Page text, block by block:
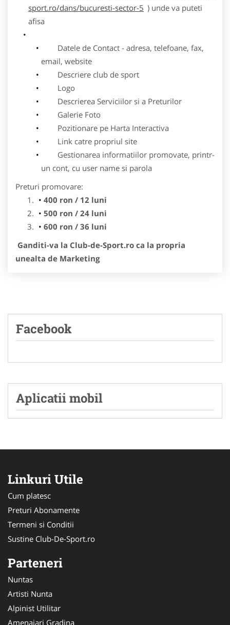
sport.ro/dans/bucuresti-sector-5 ) unde va puteti
afisa
Datele de Contact - adresa, telefoane, fax,
email, website
Descriere club de sport
Logo
Descrierea Serviciilor si a Preturilor
Galerie Foto
Pozitionare pe Harta Interactiva
Link catre propriul site
Gestionarea informatiilor promovate, printr-
un cont, cu user name si parola
Preturi promovare:
400 ron / 12 luni
500 ron / 24 luni
600 ron / 36 luni
Ganditi-va la Club-de-Sport.ro ca la propria
unealta de Marketing
Facebook
Aplicatii mobil
Linkuri Utile
Cum platesc
Preturi Abonamente
Termeni si Conditii
Sustine Club-De-Sport.ro
Parteneri
Nuntas
Artisti Nunta
Alpinist Utilitar
Amenajari Gradina